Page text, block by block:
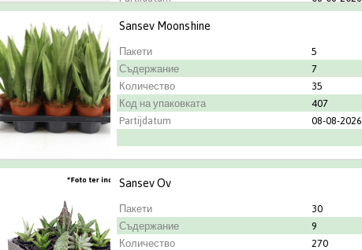
Sansev Moonshine
Пакети 5
Съдержание
7
Количество
35
Код на упаковката
407
Partijdatum
08-08-2026
Sansev Ov
Пакети 30
Съдержание
9
Количество
270